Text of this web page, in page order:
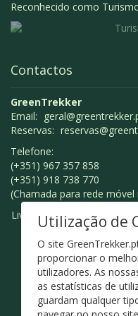
Reconhecido como
Contactos
GreenTrekker
Email:
Reservas:
Telefone:
(+351) 967 357 858
(+351) 918 738 770
(Chamada para rede móvel
Livro de Reclamações
Utilização de
O site
proporcionar o
utilizadores. As
as estatísticas de
guardam qualquer